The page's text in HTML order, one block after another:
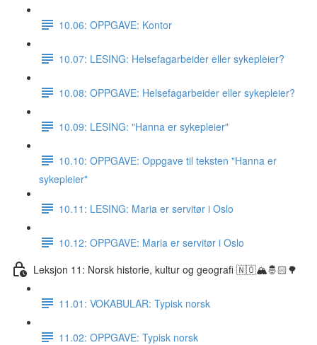
10.06: OPPGAVE: Kontor
10.07: LESING: Helsefagarbeider eller sykepleier?
10.08: OPPGAVE: Helsefagarbeider eller sykepleier?
10.09: LESING: "Hanna er sykepleier"
10.10: OPPGAVE: Oppgave til teksten "Hanna er
sykepleier"
10.11: LESING: Maria er servitør i Oslo
10.12: OPPGAVE: Maria er servitør i Oslo
Leksjon 11: Norsk historie, kultur og geografi 🇳🇴🏔🤴🏻🌳
11.01: VOKABULAR: Typisk norsk
11.02: OPPGAVE: Typisk norsk